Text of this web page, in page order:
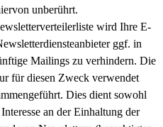
unberührt.
wird Ihre E-
ggf. in
Mailings zu verhindern. Die
für diesen Zweck verwendet
Dies dient sowohl
an der Einhaltung der